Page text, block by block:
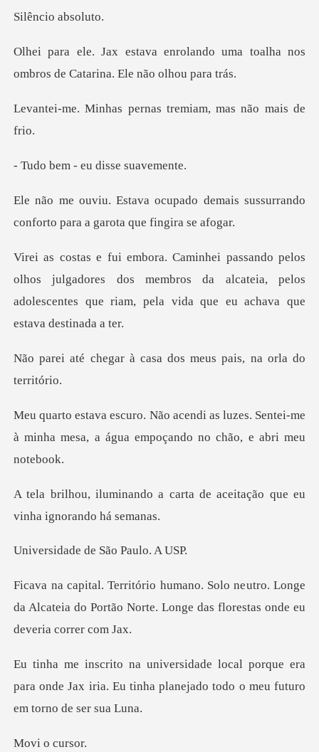
io abs
ando uma toalha nos
ombros de Ca
pernas tremiam, ma
- eu disse
demais sussurrando
conforto par
s julgadores dos membros da alcateia, pelos
adolescentes q
à casa dos meus pais,
luzes. Sentei-me
à minha mesa, a água
a carta de aceitação que eu
e de São Pa
utro. Longe
da Alcateia do Portão Norte. Long
rque era
para onde Jax iria. Eu tinha planeja
o c